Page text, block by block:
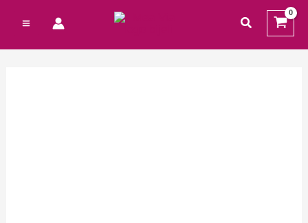
sadržaj
traži
Total: